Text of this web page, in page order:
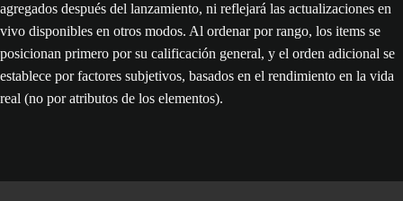
agregados después del lanzamiento, ni reflejará las actualizaciones en
vivo disponibles en otros modos. Al ordenar por rango, los items se
posicionan primero por su calificación general, y el orden adicional se
establece por factores subjetivos, basados en el rendimiento en la vida
real (no por atributos de los elementos).